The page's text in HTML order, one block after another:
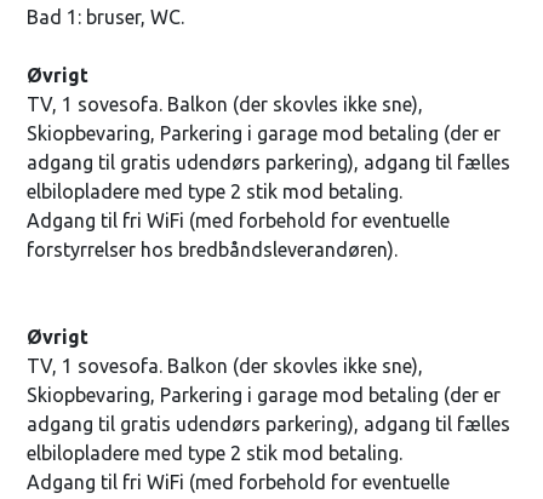
Bad 1: bruser, WC.
Øvrigt
TV, 1 sovesofa. Balkon (der skovles ikke sne),
Skiopbevaring, Parkering i garage mod betaling (der er
adgang til gratis udendørs parkering), adgang til fælles
elbilopladere med type 2 stik mod betaling.
Adgang til fri WiFi (med forbehold for eventuelle
forstyrrelser hos bredbåndsleverandøren).
Øvrigt
TV, 1 sovesofa. Balkon (der skovles ikke sne),
Skiopbevaring, Parkering i garage mod betaling (der er
adgang til gratis udendørs parkering), adgang til fælles
elbilopladere med type 2 stik mod betaling.
Adgang til fri WiFi (med forbehold for eventuelle